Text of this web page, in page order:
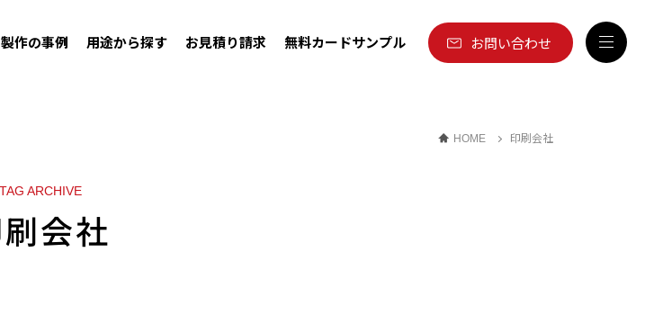
製作の事例 用途から探す お見積り請求 無料カードサンプル お問い合わせ
HOME 印刷会社
TAG ARCHIVE
会社